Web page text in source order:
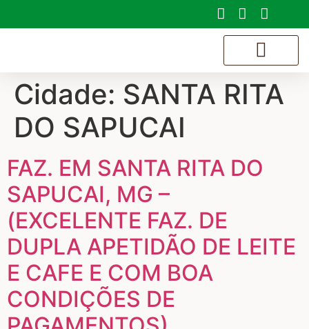
Cidade: SANTA RITA
DO SAPUCAI
FAZ. EM SANTA RITA DO
SAPUCAI, MG –
(EXCELENTE FAZ. DE
DUPLA APETIDÃO DE LEITE
E CAFE E COM BOA
CONDIÇÕES DE